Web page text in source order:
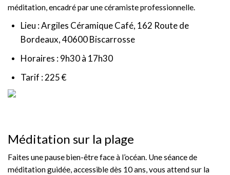
méditation, encadré par une céramiste professionnelle.
Lieu : Argiles Céramique Café, 162 Route de
Bordeaux, 40600 Biscarrosse
Horaires : 9h30 à 17h30
Tarif : 225 €
Méditation sur la plage
Faites une pause bien-être face à l’océan. Une séance de
méditation guidée, accessible dès 10 ans, vous attend sur la